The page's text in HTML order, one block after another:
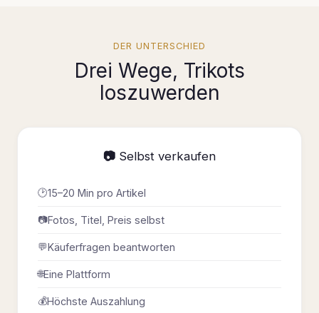
DER UNTERSCHIED
Drei Wege, Trikots
loszuwerden
📷 Selbst verkaufen
🕑15–20 Min pro Artikel
📷Fotos, Titel, Preis selbst
💬Käuferfragen beantworten
🌐Eine Plattform
💰Höchste Auszahlung